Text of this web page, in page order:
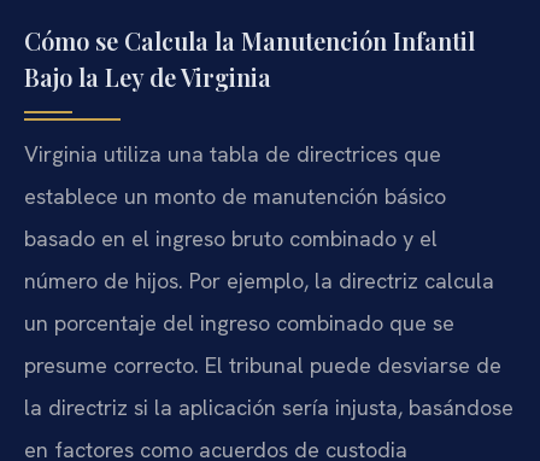
Cómo se Calcula la Manutención Infantil
Bajo la Ley de Virginia
Virginia utiliza una tabla de directrices que
establece un monto de manutención básico
basado en el ingreso bruto combinado y el
número de hijos. Por ejemplo, la directriz calcula
un porcentaje del ingreso combinado que se
presume correcto. El tribunal puede desviarse de
la directriz si la aplicación sería injusta, basándose
en factores como acuerdos de custodia